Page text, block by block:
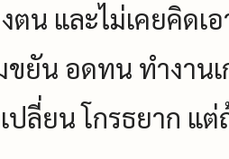
น และไม่เคยคิดเ
ยัน อดทน ทำงานเ
ปลี่ยน โกรธยาก แ